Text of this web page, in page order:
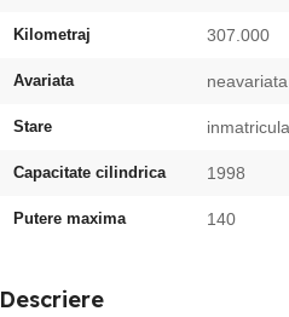
Kilometraj 307.000
Avariata neavariata
Stare
Capacitate cilindrica 1998
Putere maxima 140
Descriere